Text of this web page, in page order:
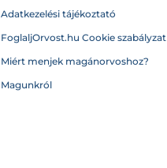
Adatkezelési tájékoztató
FoglaljOrvost.hu Cookie szabályzat
Miért menjek magánorvoshoz?
Magunkról